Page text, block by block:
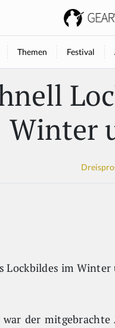
Themen Festival
Winter
Lockbildes im
war der